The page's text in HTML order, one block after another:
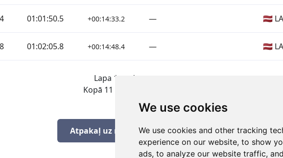
We use cookies
We use cookies and other tracking
experience on our website, to show
ads, to analyze our website traffic,
01:01:50.5 +00:14:33.2 — 🇱🇻
01:02:05.8 +00:14:48.4 — 🇱🇻
Lapa 1 no 1
Kopā 11 Rezultāti
Atpakaļ uz rezultātiem